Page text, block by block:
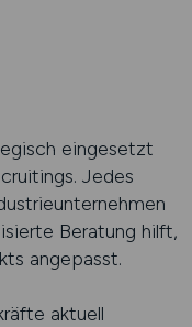
eingesetzt
Jedes
Beratung hilft,
angepasst.
aktuell